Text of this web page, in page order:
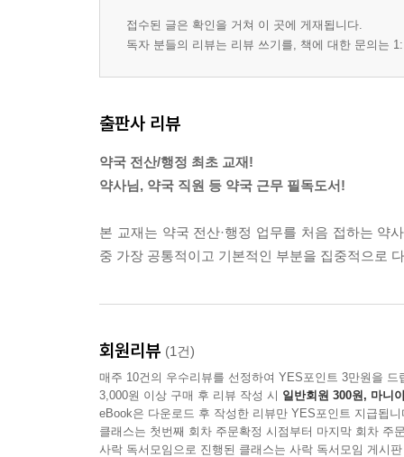
학습 07 마약류통합관리시스템
7-3. 유팜 프로그램 연계보고
학습 08 당뇨소모성재료
8-1. 당뇨소모성재료 지원사업 개요
학습 09 금연치료 건강보험 지원사업
9-2. U Pharm 프로그램 접수 후 공단 등록 매뉴얼
학습 10 약국전산장비의 이해
10-1. 약국 전산장비의 이해
10-2. 약국 네트워크
학습 11 조제실장비의 이해
접수된 글은 확인을 거쳐 이 곳에 게재됩니다.
독자 분들의 리뷰는 리뷰 쓰기를, 책에 대한 문의는
출판사 리뷰
약국 전산/행정 최초 교재!
약사님, 약국 직원 등 약국 근무 필독도서!
본 교재는 약국 전산·행정 업무를 처음 접하는 약
중 가장 공통적이고 기본적인 부분을 집중적으로
회원리뷰 (1건)
매주 10건의 우수리뷰를 선정하여 YES포인트 3만원을 드
3,000원 이상 구매 후 리뷰 작성 시 일반회원 300원, 마니
eBook은 다운로드 후 작성한 리뷰만 YES포인트 지급됩니
클래스는 첫번째 회차 주문확정 시점부터 마지막 회차 주
사락 독서모임으로 진행된 클래스는 사락 독서모임 게시